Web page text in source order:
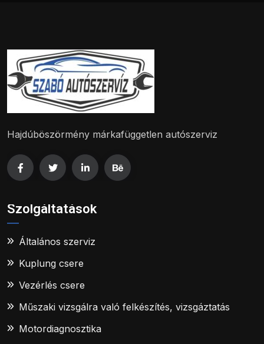
Hajdúböszörmény márkafüggetlen autószerviz
Szolgáltatások
Általános szerviz
Kuplung csere
Vezérlés csere
Műszaki vizsgálra való felkészítés, vizsgáztatás
Motordiagnosztika